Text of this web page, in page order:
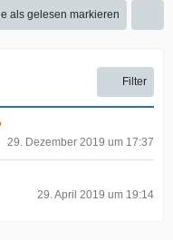
als gelesen markieren
Filter
29. Dezember 2019 um 17:37
29. April 2019 um 19:14